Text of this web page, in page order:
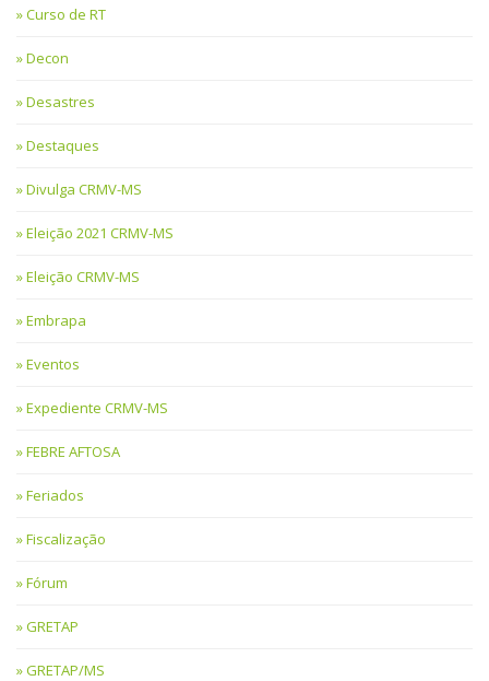
Curso de RT
Decon
Desastres
Destaques
Divulga CRMV-MS
Eleição 2021 CRMV-MS
Eleição CRMV-MS
Embrapa
Eventos
Expediente CRMV-MS
FEBRE AFTOSA
Feriados
Fiscalização
Fórum
GRETAP
GRETAP/MS